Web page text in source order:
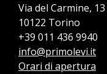
Via del Carmine, 13
10122 Torino
+39 011 436 9940
info@primolevi.it
Orari di apertura